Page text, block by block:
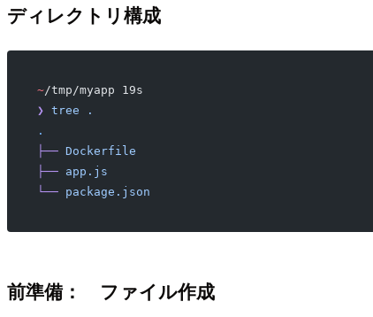
ディレクトリ構成
~/tmp/myapp 19s
❯ tree .
.
├── Dockerfile
├── app.js
└── package.json
前準備： ファイル作成